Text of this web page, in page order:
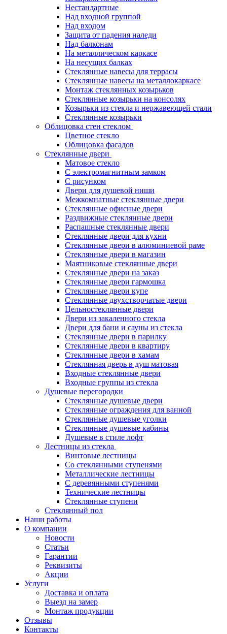
Нестандартные
Над входной группой
Над входом
Защита от падения наледи
Над балконам
На металлическом каркасе
На несущих балках
Стеклянные навесы для террасы
Стеклянные навесы на металлокаркасе
Монтаж стеклянных козырьков
Стеклянные козырьки на консолях
Козырьки из стекла и нержавеющей стали
Стеклянные козырьки
Облицовка стен стеклом
Цветное стекло
Облицовка фасадов
Стеклянные двери
Матовое стекло
С электромагнитным замком
С рисунком
Двери для душевой ниши
Межкомнатные стеклянные двери
Стеклянные офисные двери
Раздвижные стеклянные двери
Распашные стеклянные двери
Стеклянные двери для кухни
Стеклянные двери в алюминиевой раме
Стеклянные двери в магазин
Маятниковые стеклянные двери
Стеклянные двери на заказ
Стеклянные двери гармошка
Стеклянные двери купе
Стеклянные двухстворчатые двери
Цельностеклянные двери
Двери из закаленного стекла
Двери для бани и сауны из стекла
Стеклянные двери в парилку
Стеклянные двери в квартиру
Стеклянные двери в хамам
Стеклянная дверь в душ матовая
Входные стеклянные двери
Входные группы из стекла
Душевые перегородки
Стеклянные душевые двери
Стеклянные ограждения для ванной
Стеклянные душевые уголки
Стеклянные душевые кабины
Душевые в стиле лофт
Лестницы из стекла
Винтовые лестницы
Со стеклянными ступенями
Металлические лестницы
С деревянными ступенями
Технические лестницы
Стеклянные ступени
Стеклянный пол
Наши работы
О компании
Новости
Статьи
Гарантии
Реквизиты
Акции
Услуги
Доставка и оплата
Выезд на замер
Монтаж продукции
Отзывы
Контакты